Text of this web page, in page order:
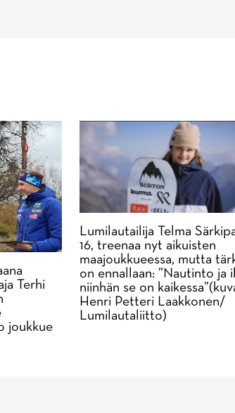
Terhi
joukkue
Lumilautailija Telma
16, treenaa nyt aikuisten
maajoukkueessa, mutta
on ennallaan: ”Nautinto ja
niinhän se on
Henri Petteri Laakkonen/
Lumilautaliitto)